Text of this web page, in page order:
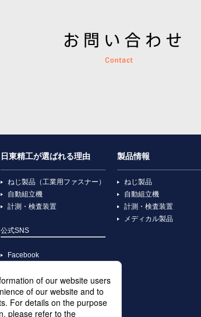
日東精工が選ばれる理由
ねじ製品（工業用ファスナー）
自動組立機
計測・検査装置
公式SNS
Facebook
X
Instagram
TikTok
製品情報
ねじ製品
自動組立機
計測・検査装置
メディカル製品